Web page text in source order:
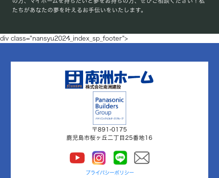
たちがあなたの夢を叶えるお手伝いをいたします。
div class="nansyu2024_index_sp_footer">
〒891-0175
鹿児島市桜ヶ丘二丁目25番地16
プライバシーポリシー